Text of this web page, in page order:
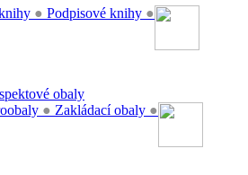
● Podpisové knihy ●
obaly
● Zakládací obaly ●